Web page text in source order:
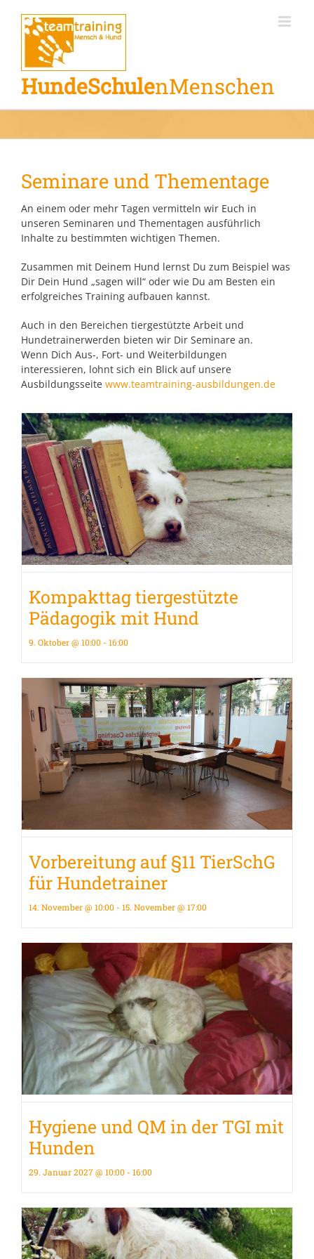
Inhalt
springen
HundeSchulenMenschen
Seminare und Thementage
An einem oder mehr Tagen vermitteln wir Euch in
unseren Seminaren und Thementagen ausführlich
Inhalte zu bestimmten wichtigen Themen.
Zusammen mit Deinem Hund lernst Du zum Beispiel was
Dir Dein Hund „sagen will“ oder wie Du am Besten ein
erfolgreiches Training aufbauen kannst.
Auch in den Bereichen tiergestützte Arbeit und
Hundetrainerwerden bieten wir Dir Seminare an.
Wenn Dich Aus-, Fort- und Weiterbildungen
interessieren, lohnt sich ein Blick auf unsere
Ausbildungsseite www.teamtraining-ausbildungen.de
Kompakttag tiergestützte
Pädagogik mit Hund
9. Oktober @ 10:00 - 16:00
Vorbereitung auf §11 TierSchG
für Hundetrainer
14. November @ 10:00 - 15. November @ 17:00
Hygiene und QM in der TGI mit
Hunden
29. Januar 2027 @ 10:00 - 16:00